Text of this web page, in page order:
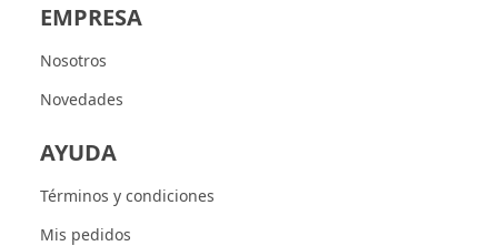
EMPRESA
Nosotros
Novedades
AYUDA
Términos y condiciones
Mis pedidos